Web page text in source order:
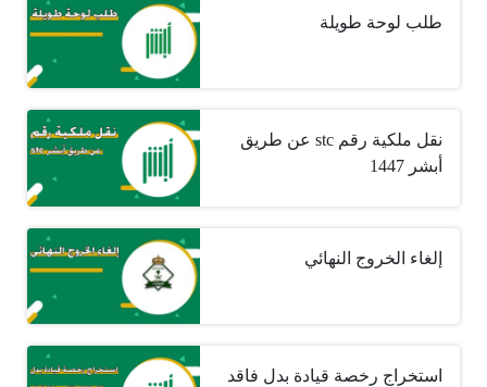
طلب لوحة طويلة
نقل ملكية رقم stc عن طريق
أبشر 1447
إلغاء الخروج النهائي
استخراج رخصة قيادة بدل فاقد